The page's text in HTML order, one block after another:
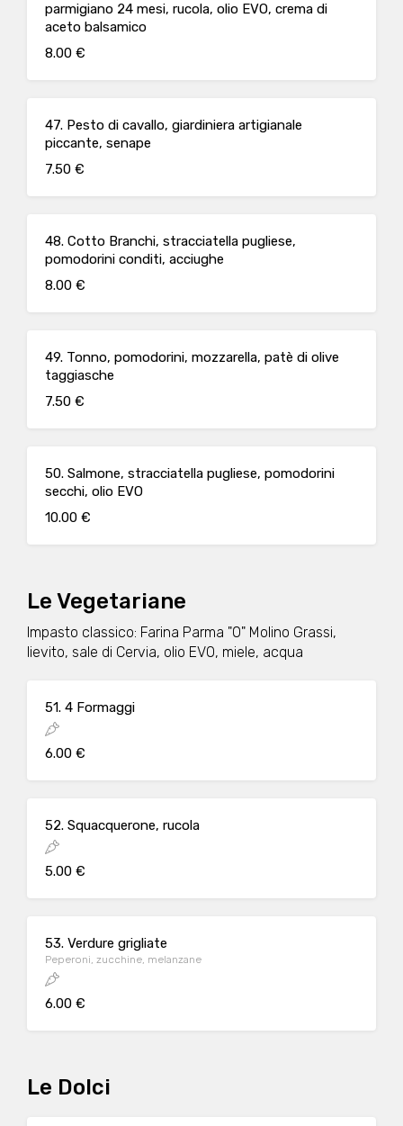
parmigiano 24 mesi, rucola, olio EVO, crema di
aceto balsamico
8.00 €
47. Pesto di cavallo, giardiniera artigianale
piccante, senape
7.50 €
48. Cotto Branchi, stracciatella pugliese,
pomodorini conditi, acciughe
8.00 €
49. Tonno, pomodorini, mozzarella, patè di olive
taggiasche
7.50 €
50. Salmone, stracciatella pugliese, pomodorini
secchi, olio EVO
10.00 €
Le Vegetariane
Impasto classico: Farina Parma "0" Molino Grassi,
lievito, sale di Cervia, olio EVO, miele, acqua
51. 4 Formaggi
6.00 €
52. Squacquerone, rucola
5.00 €
53. Verdure grigliate
Peperoni, zucchine, melanzane
6.00 €
Le Dolci